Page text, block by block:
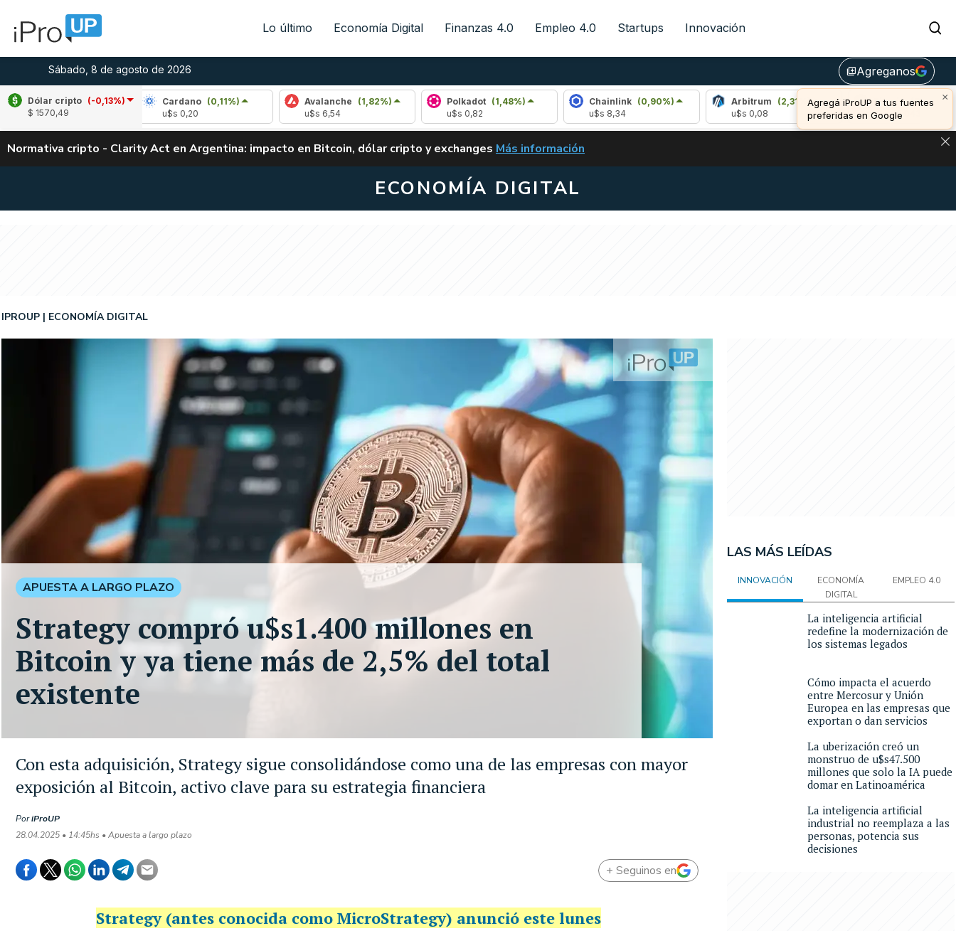
Lo último Economía Digital Finanzas 4.0 Empleo 4.0 Startups Innovación
Sábado, 8 de agosto de 2026 library_addAgreganos
×
Agregá iProUP a tus fuentes
preferidas en Google
Dólar cripto (-0,13%)
$ 1570,49
(2,76%)
Cardano
(0,11%)
Avalanche (1,82%)
Polkadot
(1,48%)
Chainlink (0,90%)
Arbitrum (2,31%)
Bitcoin (0,44%)
u$s 65.043,00
Normativa cripto - Clarity Act en Argentina: impacto en Bitcoin, dólar cripto y exchanges CLARITY ACT EN ARGENTINA: IMPACTO EN BITCOIN, DÓLAR CRIPTO Y EXCHANGES
Más información
ECONOMÍA DIGITAL
Con esta adquisición, Strategy sigue consolidándose como una de las empresas con mayor
exposición al Bitcoin, activo clave para su estrategia financiera
IPROUP ECONOMÍA DIGITAL
PoriProUP
28.04.2025 • 14:45hs • Apuesta a largo plazo
APUESTA A LARGO PLAZO
Strategy compró u$s1.400 millones en
Bitcoin y ya tiene más de 2,5% del total
existente
+ Seguinos en
Strategy (antes conocida como MicroStrategy) anunció este lunes
LAS MÁS LEÍDAS
INNOVACIÓN
ECONOMÍA
DIGITAL
EMPLEO 4.0
La inteligencia artificial
redefine la modernización de
los sistemas legados
Cómo impacta el acuerdo
entre Mercosur y Unión
Europea en las empresas que
exportan o dan servicios
La uberización creó un
monstruo de u$s47.500
millones que solo la IA puede
domar en Latinoamérica
La inteligencia artificial
industrial no reemplaza a las
personas, potencia sus
decisiones